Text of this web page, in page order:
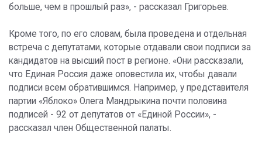
больше, чем в прошлый раз», - рассказал Григорьев.
Кроме того, по его словам, была проведена и отдельная
встреча с депутатами, которые отдавали свои подписи за
кандидатов на высший пост в регионе. «Они рассказали,
что Единая Россия даже оповестила их, чтобы давали
подписи всем обратившимся. Например, у представителя
партии «Яблоко» Олега Мандрыкина почти половина
подписей - 92 от депутатов от «Единой России», -
рассказал член Общественной палаты.